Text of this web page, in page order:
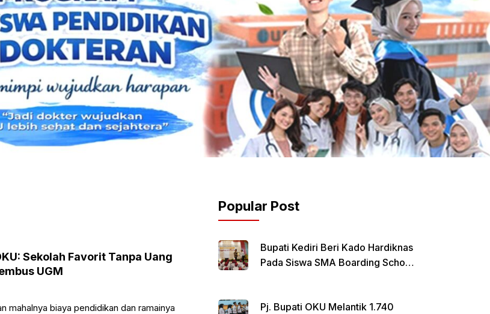
Sekolah Favorit Tanpa Uang
UGM
mahalnya biaya pendidikan dan ramainya
Popular Post
Bupati Kediri Beri Kado Hardiknas
Pada Siswa SMA Boarding School
Pj. Bupati OKU Melantik 1.740